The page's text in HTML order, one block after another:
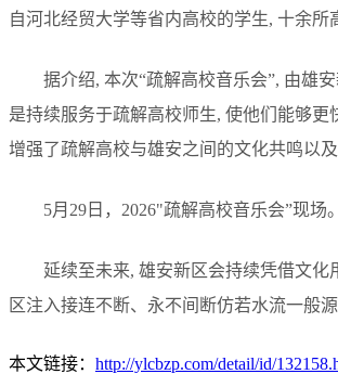
自河北经贸大学等省内高校的学生, 十余
据介绍, 本次“疏解高校音乐会”, 由雄
是持续服务于疏解高校师生, 使他们能够
增强了疏解高校与雄安之间的文化共鸣以及
5月29日，2026"疏解高校音乐会”现场
延续至未来, 雄安新区会持续凭借文
区注入接连不断、永不间断仿若水流一般
本文链接： http://ylcbzp.com/detail/id/